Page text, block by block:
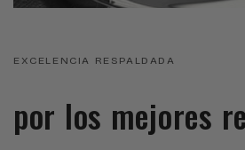
EXCELENCIA RESPALDADA
por los mejores